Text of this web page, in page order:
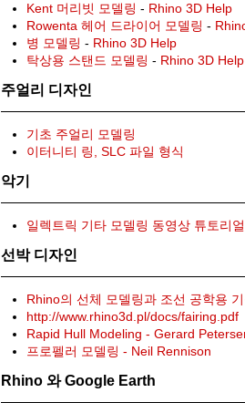
Kent 머리빗 모델링 - Rhino 3D Help
Rowenta 헤어 드라이어 모델링 -
병 모델링 - Rhino 3D Help
탁상용 스탠드 모델링 - Rhino 3D Help
주얼리 디자인
기초 주얼리 모델링
이터니티 링, SLC 파일 형식
악기
일렉트릭 기타 모델링 동영상 튜토리얼
선박 디자인
Rhino의 선체 모델링과 조선 공학용
http://www.rhino3d.pl/docs/fairing.pdf
Rapid Hull Modeling - Gerard
프로펠러 모델링 - Neil Rennison
Rhino 와 Google Earth